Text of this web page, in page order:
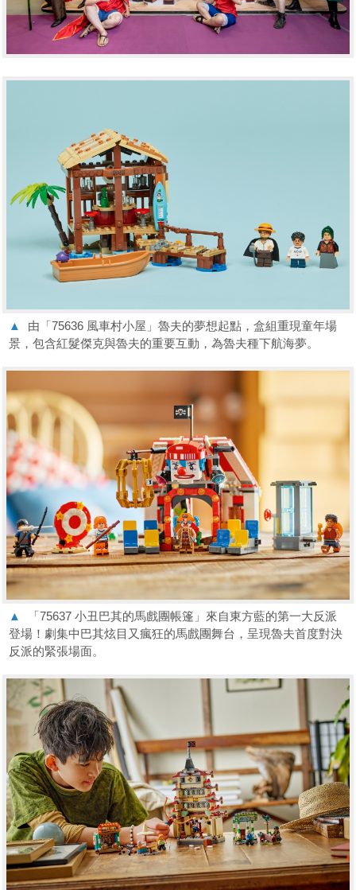
▲
由「75636 風車村小屋」魯夫的夢想起點，盒組重現童年場
景，包含紅髮傑克與魯夫的重要互動，為魯夫種下航海夢。
▲
「75637 小丑巴其的馬戲團帳篷」來自東方藍的第一大反派
登場！劇集中巴其炫目又瘋狂的馬戲團舞台，呈現魯夫首度對決
反派的緊張場面。